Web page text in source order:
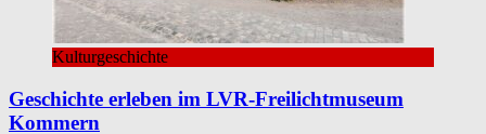
Kulturgeschichte
Geschichte erleben im LVR-Freilichtmuseum
Kommern